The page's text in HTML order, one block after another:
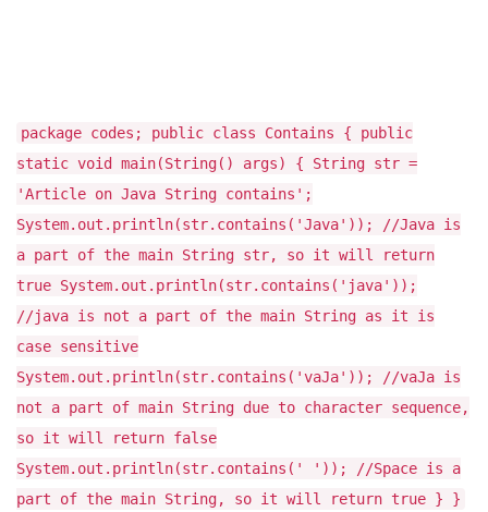
package codes; public class Contains { public
static void main(String() args) { String str =
'Article on Java String contains';
System.out.println(str.contains('Java')); //Java is
a part of the main String str, so it will return
true System.out.println(str.contains('java'));
//java is not a part of the main String as it is
case sensitive
System.out.println(str.contains('vaJa')); //vaJa is
not a part of main String due to character sequence,
so it will return false
System.out.println(str.contains(' ')); //Space is a
part of the main String, so it will return true } }